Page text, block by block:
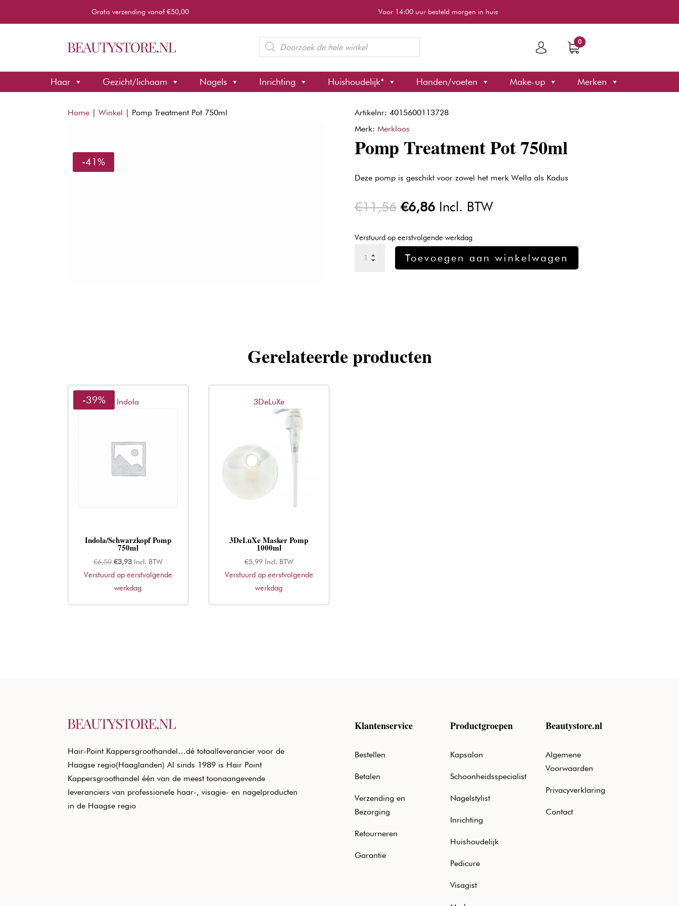
Gratis verzending vanaf €50,00 Voor 14:00 uur besteld morgen in huis
Producten
zoeken
0
Haar Gezicht/lichaam Nagels Inrichting Huishoudelijk* Handen/voeten Make-up Merken
Home |Winkel | Pomp Treatment Pot 750ml
-41%
Artikelnr: 4015600113728
Merk: Merkloos
Pomp Treatment Pot 750ml
Deze pomp is geschikt voor zowel het merk Wella als Kadus
€11,56 Oorspronkelijke
was:
€11,56.
€6,86Huidige
is:
€6,86.
Incl. BTW
Verstuurd op eerstvolgende werkdag
Treatment
Toevoegen aan winkelwagen
Gerelateerde producten
Indola
-39%
Indola/Schwarzkopf Pomp
750ml
€6,50 Oorspronkelijke
prijs
was:
€3,93Huidige
prijs
is:
Incl. BTW
Verstuurd op eerstvolgende
werkdag
3DeLuXe
3DeLuXe Masker Pomp
1000ml
€5,99 Incl. BTW
Verstuurd op eerstvolgende
werkdag
Hair-Point Kappersgroothandel…dé totaalleverancier voor de
Haagse regio(Haaglanden) Al sinds 1989 is Hair Point
Kappersgroothandel één van de meest toonaangevende
leveranciers van professionele haar-, visagie- en nagelproducten
in de Haagse regio
Klantenservice
Bestellen
Betalen
Verzending en
Bezorging
Retourneren
Garantie
Productgroepen
Kapsalon
Schoonheidsspecialist
Nagelstylist
Inrichting
Huishoudelijk
Pedicure
Visagist
Beautystore.nl
Algemene
Voorwaarden
Privacyverklaring
Contact